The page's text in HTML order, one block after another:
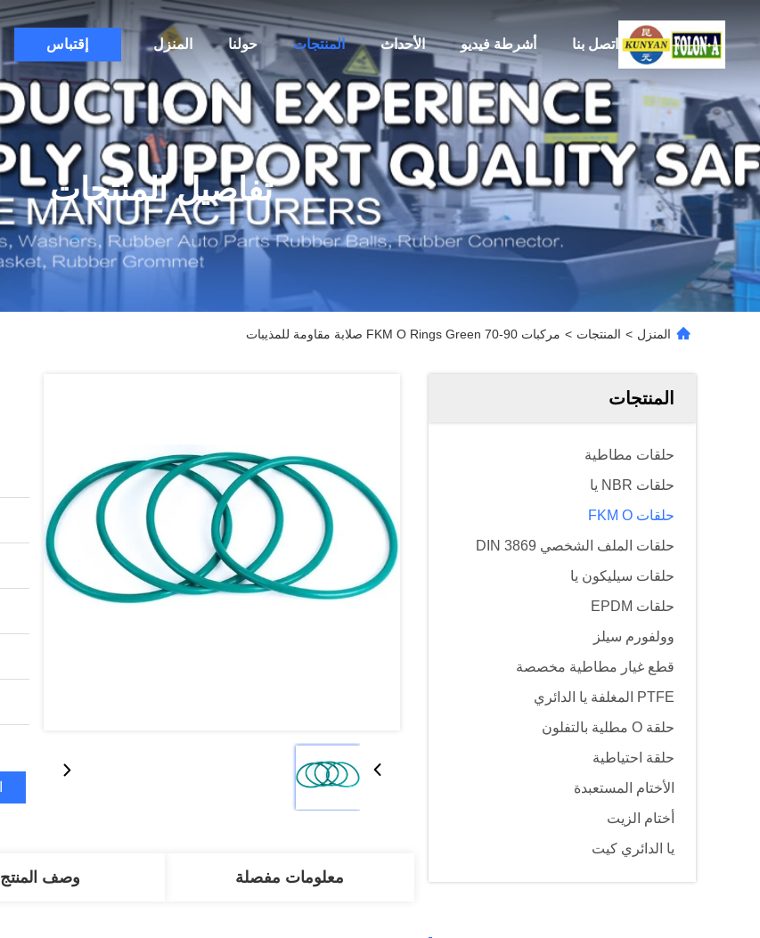
المنزل حولنا المنتجات الأحداث أشرطة فيديو اتصل بنا إقتباس
تفاصيل المنتجات
المنزل > المنتجات > مركبات FKM O Rings Green 70-90 صلابة مقاومة للمذيبات
المنتجات
حلقات مطاطية
حلقات NBR يا
حلقات FKM O
حلقات الملف الشخصي DIN 3869
حلقات سيليكون يا
حلقات EPDM
وولفورم سيلز
قطع غيار مطاطية مخصصة
PTFE المغلفة يا الدائري
حلقة O مطلية بالتفلون
حلقة احتياطية
الأختام المستعبدة
أختام الزيت
يا الدائري كيت
معلومات مفصلة وصف المنتج